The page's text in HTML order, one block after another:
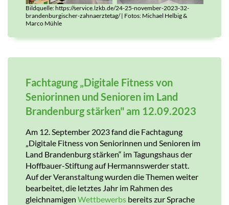
Bildquelle: https://service.lzkb.de/24-25-november-2023-32-
brandenburgischer-zahnaerztetag/ | Fotos: Michael Helbig &
Marco Mühle
Fachtagung „Digitale Fitness von
Seniorinnen und Senioren im Land
Brandenburg stärken" am 12.09.2023
Am 12. September 2023 fand die Fachtagung
„Digitale Fitness von Seniorinnen und Senioren im
Land Brandenburg stärken“ im Tagungshaus der
Hoffbauer-Stiftung auf Hermannswerder statt.
Auf der Veranstaltung wurden die Themen weiter
bearbeitet, die letztes Jahr im Rahmen des
gleichnamigen Wettbewerbs bereits zur Sprache